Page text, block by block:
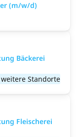
(m/w/d)
Bäckerei
weitere Standorte
Fleischerei